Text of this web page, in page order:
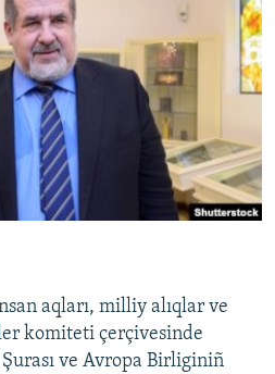
aqları, milliy alıqlar ve
komiteti çerçivesinde
ve Avropa Birliginiñ